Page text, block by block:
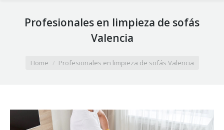
Profesionales en limpieza de sofás
Valencia
Home Profesionales en limpieza de sofás Valencia